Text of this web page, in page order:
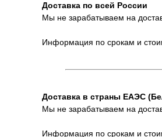
Доставка по всей России
Мы не зарабатываем на
Информация по срокам и
Доставка в страны ЕАЭС
Мы не зарабатываем на
Информация по срокам и